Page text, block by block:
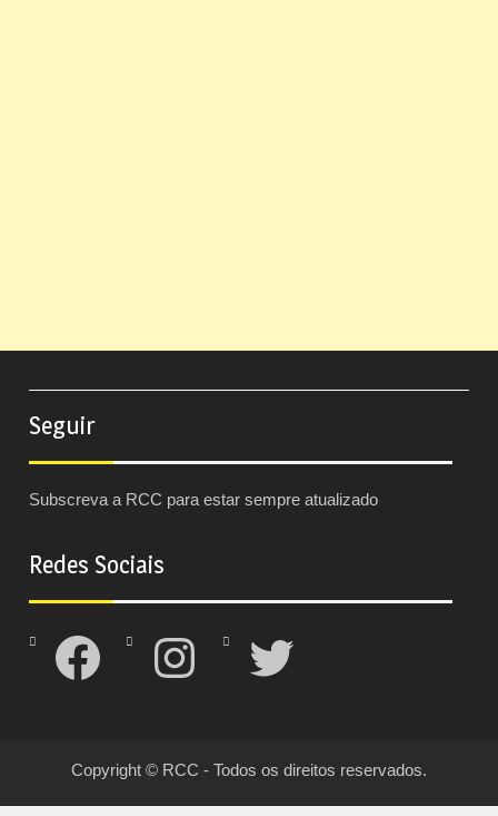
Seguir
Subscreva a RCC para estar sempre atualizado
Redes Sociais
Facebook Instagram Twitter
Copyright © RCC - Todos os direitos reservados.